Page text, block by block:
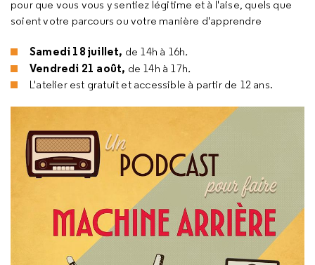
pour que vous vous y sentiez légitime et à l'aise, quels que
soient votre parcours ou votre manière d'apprendre
Samedi 18 juillet, de 14h à 16h.
Vendredi 21 août, de 14h à 17h.
L'atelier est gratuit et accessible à partir de 12 ans.